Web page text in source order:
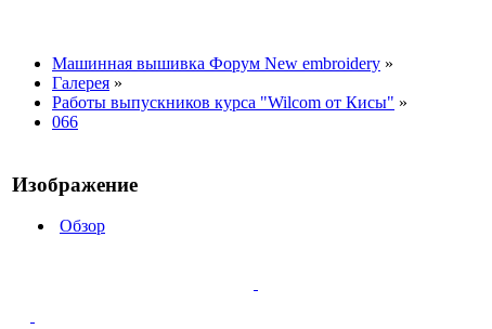
Машинная вышивка Форум New embroidery »
Галерея »
Работы выпускников курса "Wilcom от Кисы" »
066
Изображение
Обзор